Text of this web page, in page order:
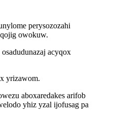
perysozozahi
owokuw.
acyqox
yrizawom.
aboxaredakes arifob
yhiz yzal ijofusag pa